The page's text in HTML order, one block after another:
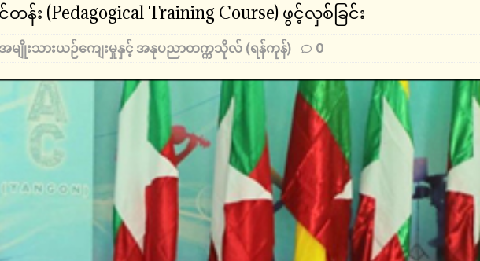
န်း (Pedagogical Training Course) ဖွင့်လှစ်ခြင်း
အမျိုးသားယဉ်ကျေးမှုနှင့် အနုပညာတက္ကသိုလ် (ရန်ကုန်) 0